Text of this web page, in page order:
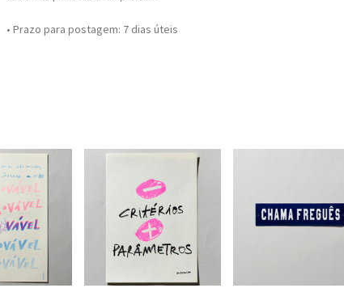
• Prazo para postagem: 7 dias úteis